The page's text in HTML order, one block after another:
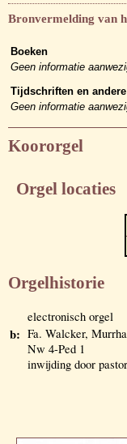
Bronvermelding van
Boeken
Geen informatie
Tijdschriften en
Geen informatie
Koororgel
Orgel locaties
Orgelhistorie
electronisch orgel
b: Fa. Walcker,
Nw 4-Ped 1
inwijding door